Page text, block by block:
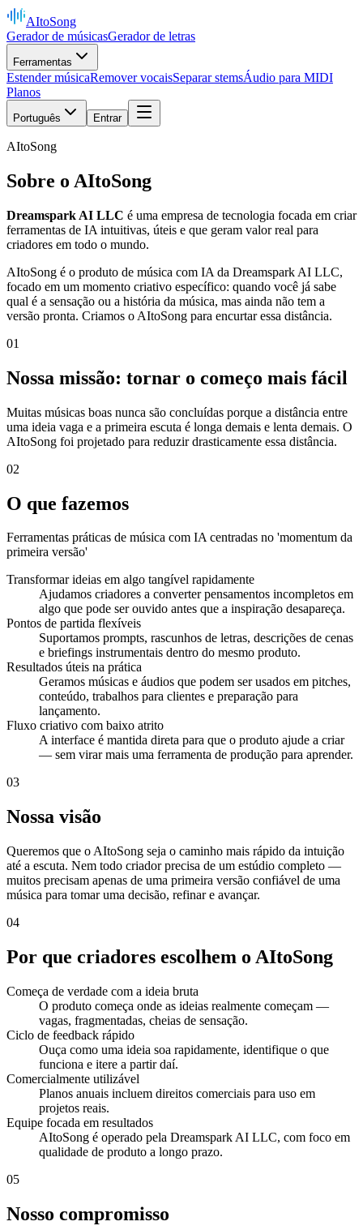
AItoSong
Gerador de músicasGerador de letras
Ferramentas
Estender músicaRemover vocaisSeparar stemsÁudio para MIDI
Planos
Português Entrar
AItoSong
Sobre o AItoSong
Dreamspark AI LLC é uma empresa de tecnologia focada em criar
ferramentas de IA intuitivas, úteis e que geram valor real para
criadores em todo o mundo.
AItoSong é o produto de música com IA da Dreamspark AI LLC,
focado em um momento criativo específico: quando você já sabe
qual é a sensação ou a história da música, mas ainda não tem a
versão pronta. Criamos o AItoSong para encurtar essa distância.
01
Nossa missão: tornar o começo mais fácil
Muitas músicas boas nunca são concluídas porque a distância entre
uma ideia vaga e a primeira escuta é longa demais e lenta demais. O
AItoSong foi projetado para reduzir drasticamente essa distância.
02
O que fazemos
Ferramentas práticas de música com IA centradas no 'momentum da
primeira versão'
Transformar ideias em algo tangível rapidamente
Ajudamos criadores a converter pensamentos incompletos em
algo que pode ser ouvido antes que a inspiração desapareça.
Pontos de partida flexíveis
Suportamos prompts, rascunhos de letras, descrições de cenas
e briefings instrumentais dentro do mesmo produto.
Resultados úteis na prática
Geramos músicas e áudios que podem ser usados em pitches,
conteúdo, trabalhos para clientes e preparação para
lançamento.
Fluxo criativo com baixo atrito
A interface é mantida direta para que o produto ajude a criar
— sem virar mais uma ferramenta de produção para aprender.
03
Nossa visão
Queremos que o AItoSong seja o caminho mais rápido da intuição
até a escuta. Nem todo criador precisa de um estúdio completo —
muitos precisam apenas de uma primeira versão confiável de uma
música para tomar uma decisão, refinar e avançar.
04
Por que criadores escolhem o AItoSong
Começa de verdade com a ideia bruta
O produto começa onde as ideias realmente começam —
vagas, fragmentadas, cheias de sensação.
Ciclo de feedback rápido
Ouça como uma ideia soa rapidamente, identifique o que
funciona e itere a partir daí.
Comercialmente utilizável
Planos anuais incluem direitos comerciais para uso em
projetos reais.
Equipe focada em resultados
AItoSong é operado pela Dreamspark AI LLC, com foco em
qualidade de produto a longo prazo.
05
Nosso compromisso